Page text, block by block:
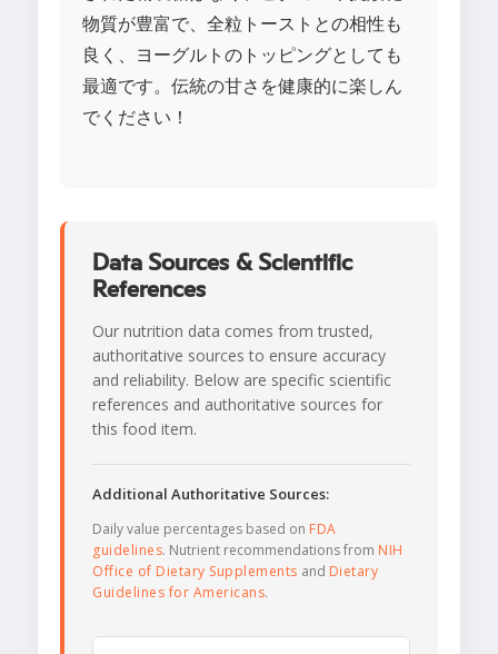
物質が豊富で、全粒トーストとの相性も
良く、ヨーグルトのトッピングとしても
最適です。伝統の甘さを健康的に楽しん
でください！
Data Sources & Scientific
References
Our nutrition data comes from trusted,
authoritative sources to ensure accuracy
and reliability. Below are specific scientific
references and authoritative sources for
this food item.
Additional Authoritative Sources:
Daily value percentages based on FDA
guidelines. Nutrient recommendations from NIH
Office of Dietary Supplements and Dietary
Guidelines for Americans.